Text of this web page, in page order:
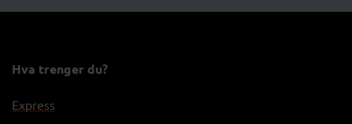
Hva trenger du?
Express